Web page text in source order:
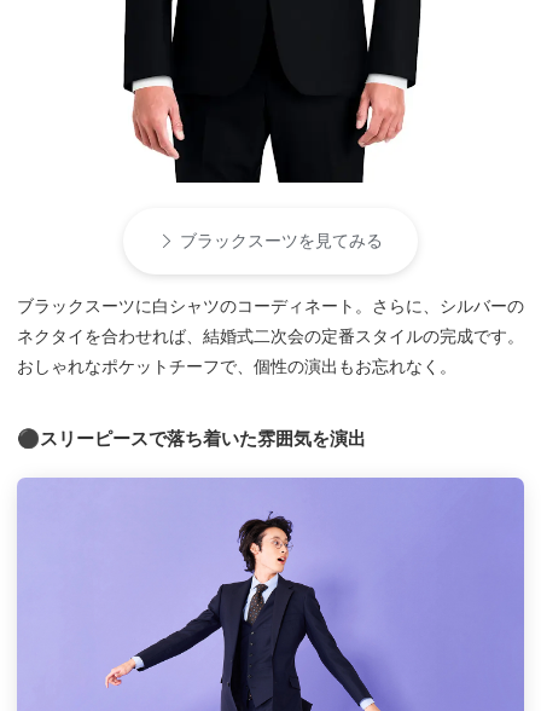
ブラックスーツを見てみる
ブラックスーツに白シャツのコーディネート。さらに、シルバーの
ネクタイを合わせれば、結婚式二次会の定番スタイルの完成です。
おしゃれなポケットチーフで、個性の演出もお忘れなく。
⚫︎スリーピースで落ち着いた雰囲気を演出